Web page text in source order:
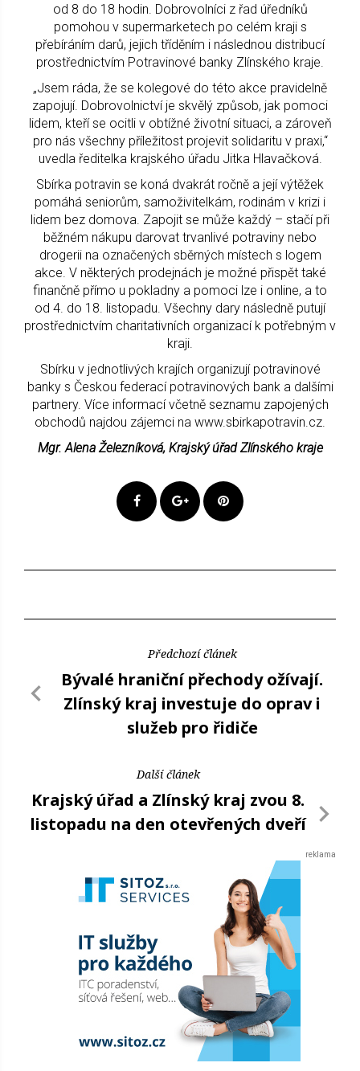
od 8 do 18 hodin. Dobrovolníci z řad úředníků
pomohou v supermarketech po celém kraji s
přebíráním darů, jejich tříděním i následnou distribucí
prostřednictvím Potravinové banky Zlínského kraje.
„Jsem ráda, že se kolegové do této akce pravidelně
zapojují. Dobrovolnictví je skvělý způsob, jak pomoci
lidem, kteří se ocitli v obtížné životní situaci, a zároveň
pro nás všechny příležitost projevit solidaritu v praxi,“
uvedla ředitelka krajského úřadu Jitka Hlavačková.
Sbírka potravin se koná dvakrát ročně a její výtěžek
pomáhá seniorům, samoživitelkám, rodinám v krizi i
lidem bez domova. Zapojit se může každý – stačí při
běžném nákupu darovat trvanlivé potraviny nebo
drogerii na označených sběrných místech s logem
akce. V některých prodejnách je možné přispět také
finančně přímo u pokladny a pomoci lze i online, a to
od 4. do 18. listopadu. Všechny dary následně putují
prostřednictvím charitativních organizací k potřebným v
kraji.
Sbírku v jednotlivých krajích organizují potravinové
banky s Českou federací potravinových bank a dalšími
partnery. Více informací včetně seznamu zapojených
obchodů najdou zájemci na www.sbirkapotravin.cz.
Mgr. Alena Železníková, Krajský úřad Zlínského kraje
Předchozí článek
Bývalé hraniční přechody ožívají.
Zlínský kraj investuje do oprav i
služeb pro řidiče
Další článek
Krajský úřad a Zlínský kraj zvou 8.
listopadu na den otevřených dveří